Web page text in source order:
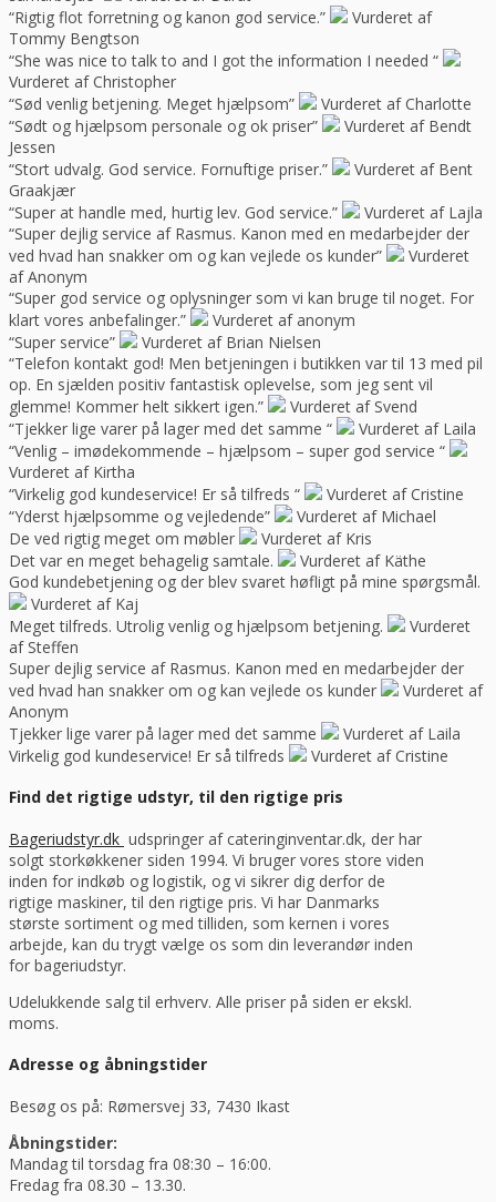
“Rigtig flot forretning og kanon god service.”
Vurderet af
Tommy Bengtson
“She was nice to talk to and I got the information I needed “
Vurderet af Christopher
“Sød venlig betjening. Meget hjælpsom”
Vurderet af Charlotte
“Sødt og hjælpsom personale og ok priser”
Vurderet af Bendt
Jessen
“Stort udvalg. God service. Fornuftige priser.”
Vurderet af Bent
Graakjær
“Super at handle med, hurtig lev. God service.”
Vurderet af Lajla
“Super dejlig service af Rasmus. Kanon med en medarbejder der
ved hvad han snakker om og kan vejlede os kunder”
Vurderet
af Anonym
“Super god service og oplysninger som vi kan bruge til noget. For
klart vores anbefalinger.”
Vurderet af anonym
“Super service”
Vurderet af Brian Nielsen
“Telefon kontakt god! Men betjeningen i butikken var til 13 med pil
op. En sjælden positiv fantastisk oplevelse, som jeg sent vil
glemme! Kommer helt sikkert igen.”
Vurderet af Svend
“Tjekker lige varer på lager med det samme “
Vurderet af Laila
“Venlig – imødekommende – hjælpsom – super god service “
Vurderet af Kirtha
“Virkelig god kundeservice! Er så tilfreds “
Vurderet af Cristine
“Yderst hjælpsomme og vejledende”
Vurderet af Michael
De ved rigtig meget om møbler
Vurderet af Kris
Det var en meget behagelig samtale.
Vurderet af Käthe
God kundebetjening og der blev svaret høfligt på mine spørgsmål.
Vurderet af Kaj
Meget tilfreds. Utrolig venlig og hjælpsom betjening.
Vurderet
af Steffen
Super dejlig service af Rasmus. Kanon med en medarbejder der
ved hvad han snakker om og kan vejlede os kunder
Vurderet af
Anonym
Tjekker lige varer på lager med det samme
Vurderet af Laila
Virkelig god kundeservice! Er så tilfreds
Vurderet af Cristine
Find det rigtige udstyr, til den rigtige pris
Bageriudstyr.dk udspringer af cateringinventar.dk, der har
solgt storkøkkener siden 1994. Vi bruger vores store viden
inden for indkøb og logistik, og vi sikrer dig derfor de
rigtige maskiner, til den rigtige pris. Vi har Danmarks
største sortiment og med tilliden, som kernen i vores
arbejde, kan du trygt vælge os som din leverandør inden
for bageriudstyr.
Udelukkende salg til erhverv. Alle priser på siden er ekskl.
moms.
Adresse og åbningstider
Besøg os på: Rømersvej 33, 7430 Ikast
Åbningstider:
Mandag til torsdag fra 08:30 – 16:00.
Fredag fra 08.30 – 13.30.